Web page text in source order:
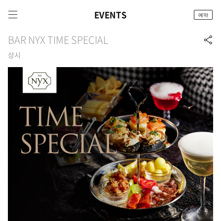
EVENTS 예약
BAR NYX TIME SPECIAL
상시